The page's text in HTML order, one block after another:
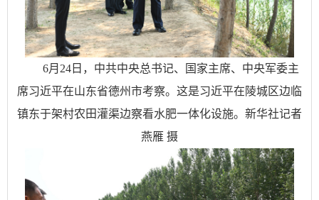
6月24日，中共中央总书记、国家主席、中央军委主
席习近平在山东省德州市考察。这是习近平在陵城区边临
镇东于架村农田灌渠边察看水肥一体化设施。新华社记者
燕雁 摄